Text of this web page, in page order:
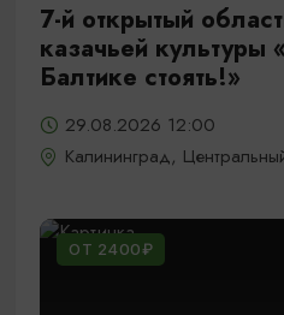
7-й открытый
казачьей культуры
Балтике стоять!»
29.08.2026 12:00
Калининград,
ОТ 2400₽